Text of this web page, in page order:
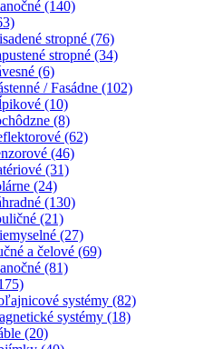
(140)
stropné (76)
stropné (34)
(6)
/ Fasádne (102)
(10)
(8)
(62)
(46)
(31)
(24)
(130)
(21)
(27)
a čelové (69)
(81)
systémy (82)
systémy (18)
(20)